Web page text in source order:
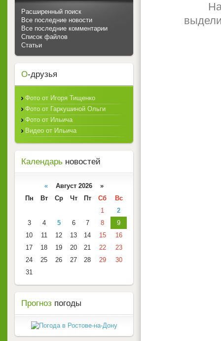
Расширенный поиск
Все последние новости
Все последние комментарии
Список файлов
Статьи
О-друзья
Фото от Игоря Тищенко
Фото от Гаркушиной Ольги
Фото от Ильича
Видео от Ильича
Календарь новостей
« Август 2026 »
Пн
Вт Ср Чт Пт Сб
Вс
1
2
3
4 5 6 7 8
9
10
11 12 13 14 15
16
17
18 19 20 21 22
23
24
25 26 27 28 29
30
31
Прогноз погоды